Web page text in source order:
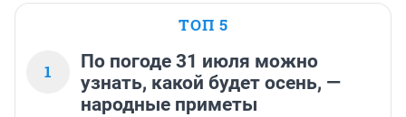
ТОП 5
1
По погоде 31 июля можно
узнать, какой будет осень, —
народные приметы